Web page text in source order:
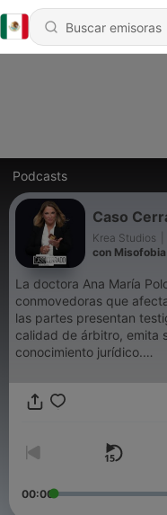
Podcasts
Caso
Krea Studios
con
La doctora Ana María
conmovedoras que
las partes presentan
calidad de árbitro, emita
conocimiento jurídico.
00:00